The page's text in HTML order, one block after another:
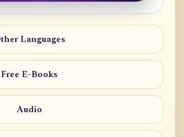
Languages
Free E-Books
Audio